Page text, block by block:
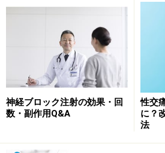
に患者さんの呼吸も止まります。
防ぐため、患者さんの呼吸の代わ
フェイスマスク人工呼吸
挿管に移行します
神経ブロック注射の効果・回
数・副作用Q&A
性交
に？
法